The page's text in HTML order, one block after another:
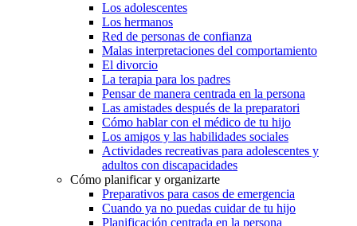
Los adolescentes
Los hermanos
Red de personas de confianza
Malas interpretaciones del comportamiento
El divorcio
La terapia para los padres
Pensar de manera centrada en la persona
Las amistades después de la preparatori
Cómo hablar con el médico de tu hijo
Los amigos y las habilidades sociales
Actividades recreativas para adolescentes y
adultos con discapacidades
Cómo planificar y organizarte
Preparativos para casos de emergencia
Cuando ya no puedas cuidar de tu hijo
Planificación centrada en la persona